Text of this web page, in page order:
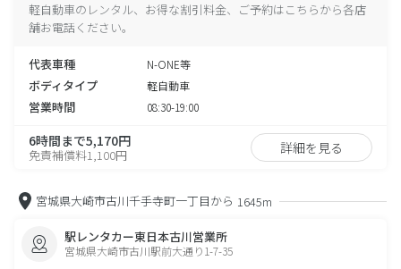
軽自動車のレンタル、お得な割引料金、ご予約はこちらから各店
舗お電話ください。
代表車種 N-ONE等
ボディタイプ 軽自動車
営業時間 08:30-19:00
6時間まで5,170円
免責補償料1,100円 詳細を見る
宮城県大崎市古川千手寺町一丁目から 1645m
駅レンタカー東日本古川営業所
宮城県大崎市古川駅前大通り1-7-35